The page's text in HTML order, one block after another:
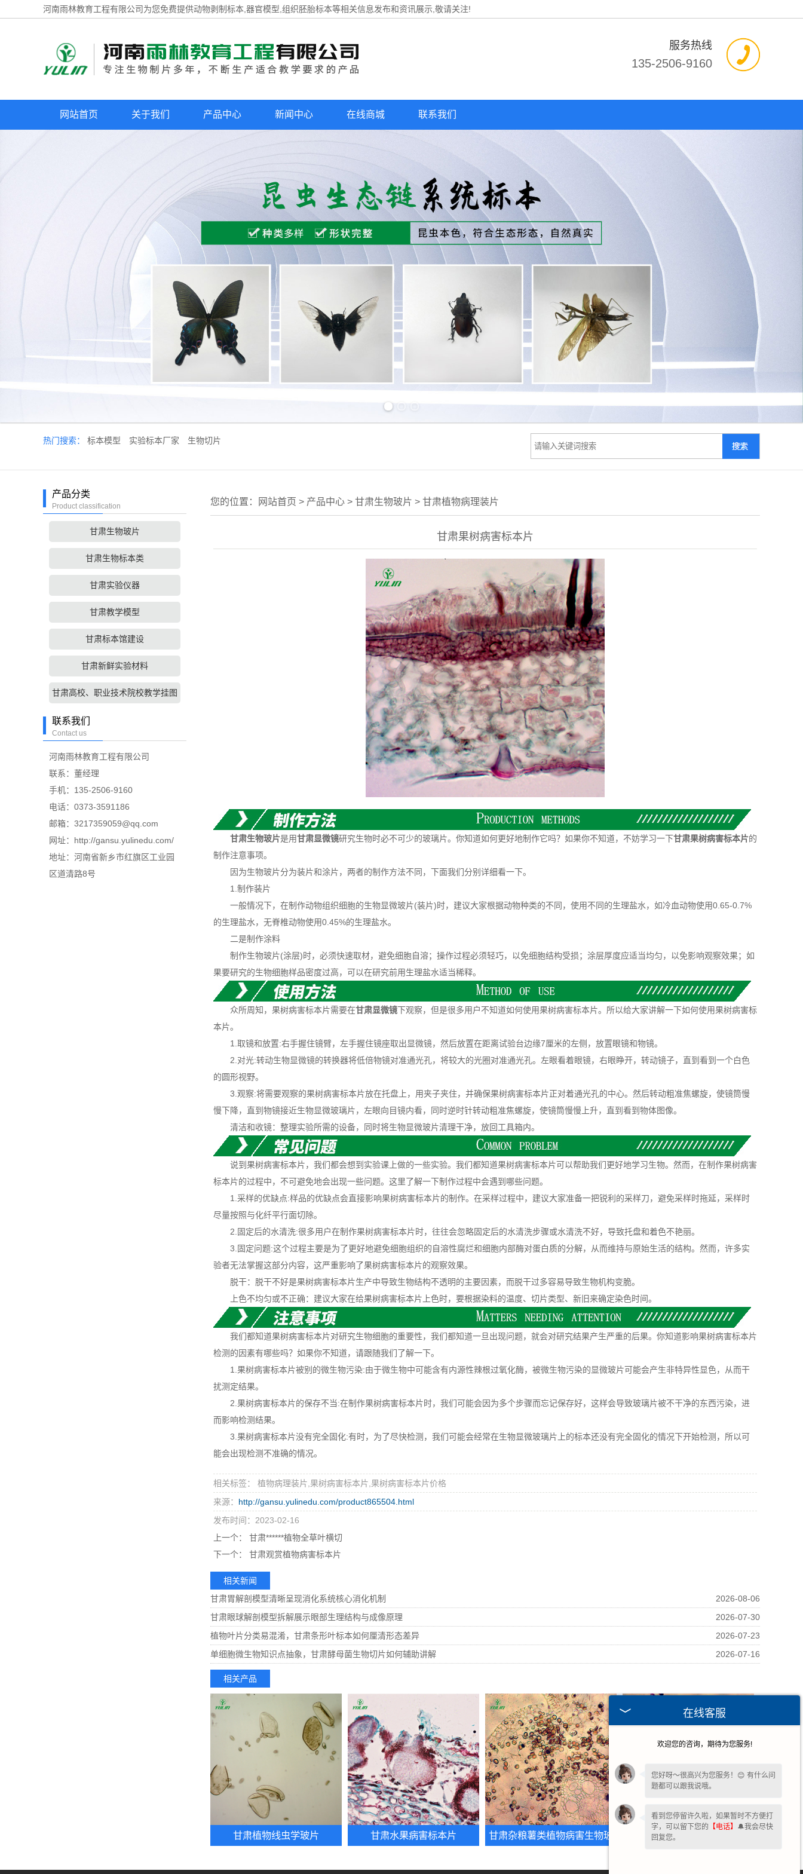
河南雨林教育工程有限公司为您免费提供动物剥制标本 ,器官模型,组织胚胎标本等相关信息发布和资讯展示,敬请关注!
服务热线
135-2506-9160
网站首页 关于我们 产品中心 新闻中心 在线商城 联系我们
热门搜索： 标本模型 实验标本厂家 生物切片
产品分类
Product classification
甘肃生物玻片
甘肃生物标本类
甘肃实验仪器
甘肃教学模型
甘肃标本馆建设
甘肃新鲜实验材料
甘肃高校、职业技术院校教学挂图
联系我们
Contact us
河南雨林教育工程有限公司
联系：董经理
手机：135-2506-9160
电话：0373-3591186
邮箱：3217359059@qq.com
网址：http://gansu.yulinedu.com/
地址：河南省新乡市红旗区工业园
区道清路8号
您的位置： 网站首页 > 产品中心 > 甘肃生物玻片 > 甘肃植物病理装片
甘肃果树病害标本片
甘肃生物玻片是用甘肃显微镜研究生物时必不可少的玻璃片。你知道如何更好地制作它吗？如果你不知道，不妨学习一下甘肃果树病害标本片的
制作注意事项。
因为生物玻片分为装片和涂片，两者的制作方法不同，下面我们分别详细看一下。
1.制作装片
一般情况下，在制作动物组织细胞的生物显微玻片(装片)时，建议大家根据动物种类的不同，使用不同的生理盐水，如冷血动物使用0.65-0.7%
的生理盐水，无脊椎动物使用0.45%的生理盐水。
二是制作涂料
制作生物玻片(涂层)时，必须快速取材，避免细胞自溶；操作过程必须轻巧，以免细胞结构受损；涂层厚度应适当均匀，以免影响观察效果；如
果要研究的生物细胞样品密度过高，可以在研究前用生理盐水适当稀释。
众所周知，果树病害标本片需要在甘肃显微镜下观察，但是很多用户不知道如何使用果树病害标本片。所以给大家讲解一下如何使用果树病害标
本片。
1.取镜和放置:右手握住镜臂，左手握住镜座取出显微镜，然后放置在距离试验台边缘7厘米的左侧，放置眼镜和物镜。
2.对光:转动生物显微镜的转换器将低倍物镜对准通光孔，将较大的光圈对准通光孔。左眼看着眼镜，右眼睁开，转动镜子，直到看到一个白色
的圆形视野。
3.观察:将需要观察的果树病害标本片放在托盘上，用夹子夹住，并确保果树病害标本片正对着通光孔的中心。然后转动粗准焦螺旋，使镜筒慢
慢下降，直到物镜接近生物显微玻璃片，左眼向目镜内看，同时逆时针转动粗准焦螺旋，使镜筒慢慢上升，直到看到物体图像。
清洁和收镜：整理实验所需的设备，同时将生物显微玻片清理干净，放回工具箱内。
说到果树病害标本片，我们都会想到实验课上做的一些实验。我们都知道果树病害标本片可以帮助我们更好地学习生物。然而，在制作果树病害
标本片的过程中，不可避免地会出现一些问题。这里了解一下制作过程中会遇到哪些问题。
1.采样的优缺点:样品的优缺点会直接影响果树病害标本片的制作。在采样过程中，建议大家准备一把锐利的采样刀，避免采样时拖延，采样时
尽量按照与化纤平行面切除。
2.固定后的水清洗:很多用户在制作果树病害标本片时，往往会忽略固定后的水清洗步骤或水清洗不好，导致托盘和着色不艳丽。
3.固定问题:这个过程主要是为了更好地避免细胞组织的自溶性腐烂和细胞内部酶对蛋白质的分解，从而维持与原始生活的结构。然而，许多实
验者无法掌握这部分内容，这严重影响了果树病害标本片的观察效果。
脱干：脱干不好是果树病害标本片生产中导致生物结构不透明的主要因素，而脱干过多容易导致生物机构变脆。
上色不均匀或不正确：建议大家在给果树病害标本片上色时，要根据染料的温度、切片类型、新旧来确定染色时间。
我们都知道果树病害标本片对研究生物细胞的重要性，我们都知道一旦出现问题，就会对研究结果产生严重的后果。你知道影响果树病害标本片
检测的因素有哪些吗？如果你不知道，请跟随我们了解一下。
1.果树病害标本片被别的微生物污染:由于微生物中可能含有内源性辣根过氧化酶，被微生物污染的显微玻片可能会产生非特异性显色，从而干
扰测定结果。
2.果树病害标本片的保存不当:在制作果树病害标本片时，我们可能会因为多个步骤而忘记保存好，这样会导致玻璃片被不干净的东西污染，进
而影响检测结果。
3.果树病害标本片没有完全固化:有时，为了尽快检测，我们可能会经常在生物显微玻璃片上的标本还没有完全固化的情况下开始检测，所以可
能会出现检测不准确的情况。
相关标签： 植物病理装片,果树病害标本片,果树病害标本片价格
来源： http://gansu.yulinedu.com/product865504.html
发布时间：2023-02-16
上一个：
甘肃******植物全草叶横切
下一个：
甘肃观赏植物病害标本片
相关新闻
甘肃胃解剖模型清晰呈现消化系统核心消化机制
2026-08-06
甘肃眼球解剖模型拆解展示眼部生理结构与成像原理
2026-07-30
植物叶片分类易混淆，甘肃条形叶标本如何厘清形态差异
2026-07-23
单细胞微生物知识点抽象，甘肃酵母菌生物切片如何辅助讲解
2026-07-16
相关产品
甘肃植物线虫学玻片 甘肃水果病害标本片
甘肃杂粮薯类植物病害生物玻
甘肃水稻、麦类植物病害玻片
在线客服
欢迎您的咨询，期待为您服务!
您好呀～很高兴为您服务！😊 有什么问
题都可以跟我说哦。
看到您停留许久啦，如果暂时不方便打
字，可以留下您的 【电话】 🔔我会尽快
回复您。